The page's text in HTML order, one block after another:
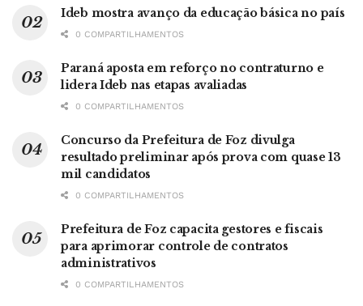
Ideb mostra avanço da educação básica no país
0 COMPARTILHAMENTOS
Paraná aposta em reforço no contraturno e
lidera Ideb nas etapas avaliadas
0 COMPARTILHAMENTOS
Concurso da Prefeitura de Foz divulga
resultado preliminar após prova com quase 13
mil candidatos
0 COMPARTILHAMENTOS
Prefeitura de Foz capacita gestores e fiscais
para aprimorar controle de contratos
administrativos
0 COMPARTILHAMENTOS